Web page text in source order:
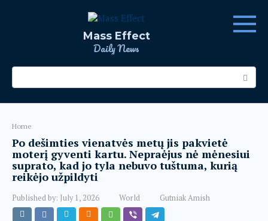
Mass Effect
Daily News
Search:
Home
Po dešimties vienatvės metų jis pakvietė
moterį gyventi kartu. Nepraėjus nė mėnesiui
suprato, kad jo tyla nebuvo tuštuma, kurią
reikėjo užpildyti
Published by: July 1, 2026 World Gutniak Amish